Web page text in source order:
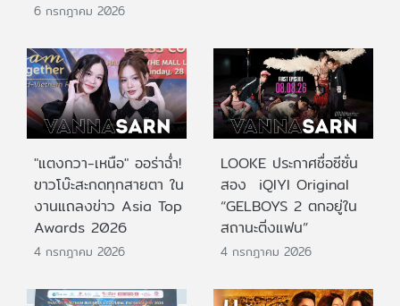
6 กรกฎาคม 2026
"แตงกวา-เหนือ" ออร่าฉ่ำ!
ขาวโบ๊ะสะกดทุกสายตา ใน
งานแถลงข่าว Asia Top
Awards 2026
4 กรกฎาคม 2026
LOOKE ประกาศชื่อซีซั่น
สอง iQIYI Original
“GELBOYS 2 ตกอยู่ใน
สถานะติ่งแฟน”
4 กรกฎาคม 2026